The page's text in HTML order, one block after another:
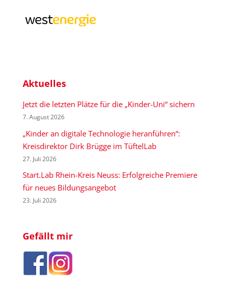
Aktuelles
Jetzt die letzten Plätze für die „Kinder-Uni“ sichern
7. August 2026
„Kinder an digitale Technologie heranführen“:
Kreisdirektor Dirk Brügge im TüftelLab
27. Juli 2026
Start.Lab Rhein-Kreis Neuss: Erfolgreiche Premiere
für neues Bildungsangebot
23. Juli 2026
Gefällt mir